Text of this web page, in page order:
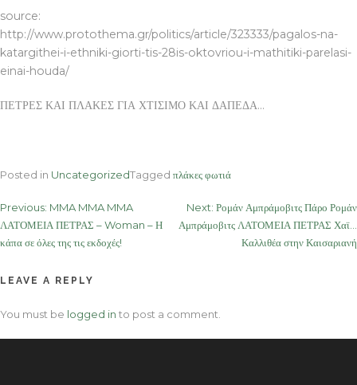
source:
http://www.protothema.gr/politics/article/323333/pagalos-na-
katargithei-i-ethniki-giorti-tis-28is-oktovriou-i-mathitiki-parelasi-
einai-houda/
ΠΕΤΡΕΣ ΚΑΙ ΠΛΑΚΕΣ ΓΙΑ ΧΤΙΣΙΜΟ ΚΑΙ ΔΑΠΕΔΑ…
Posted in UncategorizedTagged πλάκες φωτιά
Post
navigation
Previous: MMA MMA MMA
ΛΑΤΟΜΕΙΑ ΠΕΤΡΑΣ – Woman – Η
κάπα σε όλες της τις εκδοχές!
Next: Ρομάν Αμπράμοβιτς Πάρο Ρομάν
Αμπράμοβιτς ΛΑΤΟΜΕΙΑ ΠΕΤΡΑΣ Χαϊ…
Καλλιθέα στην Καισαριανή
LEAVE A REPLY
You must be logged in to post a comment.